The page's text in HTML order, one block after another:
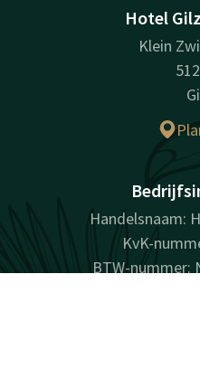
Hotel
Klein
Handelsnaam:
KvK-
BTW-nummer: